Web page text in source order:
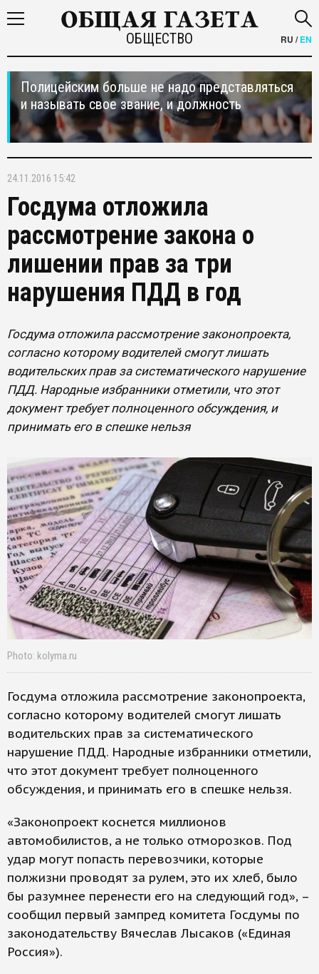
ОБЩЕСТВО RU /EN
Полицейским больше не надо представляться
и называть свое звание, и должность
24.11.2016 15:42
Госдума отложила
рассмотрение закона о
лишении прав за три
нарушения ПДД в год
Госдума отложила рассмотрение законопроекта,
согласно которому водителей смогут лишать
водительских прав за систематического нарушение
ПДД. Народные избранники отметили, что этот
документ требует полноценного обсуждения, и
принимать его в спешке нельзя
Photo: kolyma.ru
Госдума отложила рассмотрение законопроекта,
согласно которому водителей смогут лишать
водительских прав за систематического
нарушение ПДД. Народные избранники отметили,
что этот документ требует полноценного
обсуждения, и принимать его в спешке нельзя.
«Законопроект коснется миллионов
автомобилистов, а не только отморозков. Под
удар могут попасть перевозчики, которые
полжизни проводят за рулем, это их хлеб, было
бы разумнее перенести его на следующий год», –
сообщил первый зампред комитета Госдумы по
законодательству Вячеслав Лысаков («Единая
Россия»).